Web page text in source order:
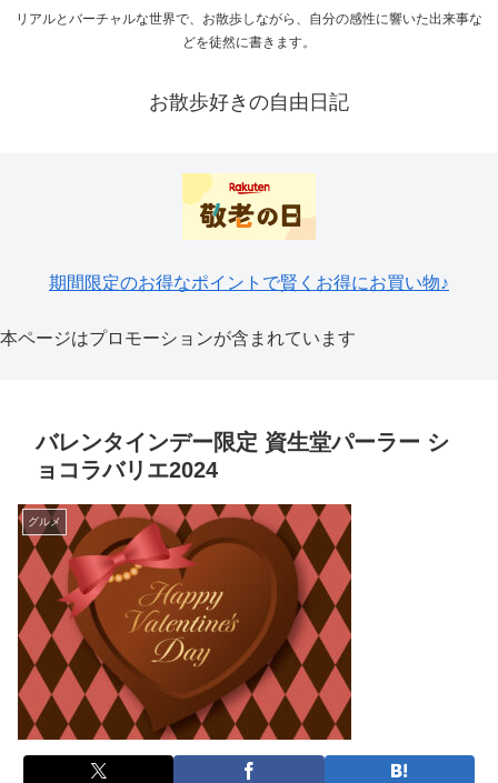
リアルとバーチャルな世界で、お散歩しながら、自分の感性に響いた出来事な
どを徒然に書きます。
お散歩好きの自由日記
期間限定のお得なポイントで賢くお得にお買い物♪
本ページはプロモーションが含まれています
バレンタインデー限定 資生堂パーラー シ
ョコラバリエ2024
グルメ